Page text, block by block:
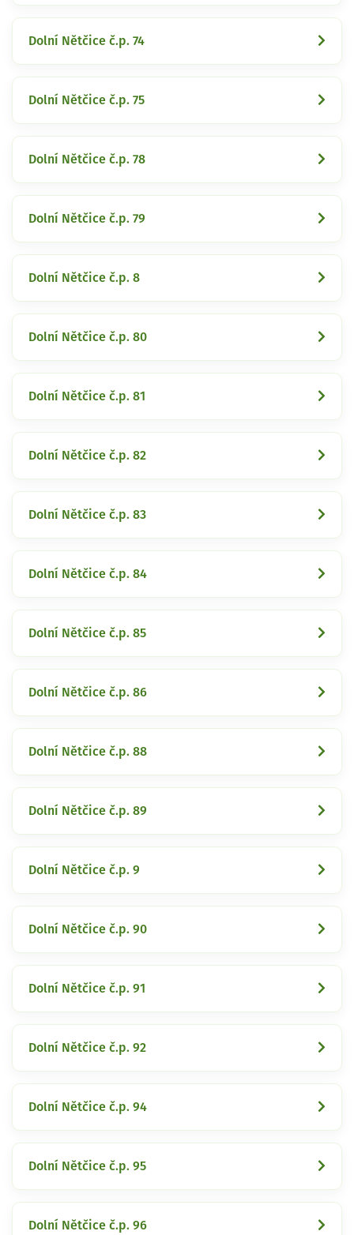
Dolní Nětčice č.p. 74
Dolní Nětčice č.p. 75
Dolní Nětčice č.p. 78
Dolní Nětčice č.p. 79
Dolní Nětčice č.p. 8
Dolní Nětčice č.p. 80
Dolní Nětčice č.p. 81
Dolní Nětčice č.p. 82
Dolní Nětčice č.p. 83
Dolní Nětčice č.p. 84
Dolní Nětčice č.p. 85
Dolní Nětčice č.p. 86
Dolní Nětčice č.p. 88
Dolní Nětčice č.p. 89
Dolní Nětčice č.p. 9
Dolní Nětčice č.p. 90
Dolní Nětčice č.p. 91
Dolní Nětčice č.p. 92
Dolní Nětčice č.p. 94
Dolní Nětčice č.p. 95
Dolní Nětčice č.p. 96